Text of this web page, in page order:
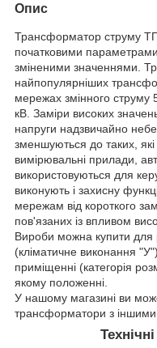
Опис
Трансформатор струму
початковими
зміненими значеннями.
найпопулярніших
мережах змінного
кВ. Заміри високих
напруги надзвичайно
зменшуються до таких,
вимірювальні прилади,
використовуються для
виконують і захисну
мережам від короткого
пов'язаних із впливом
Вироби можна купити для
(кліматичне виконання
приміщенні (категорія
якому положенні.
У нашому магазині ви
трансформатори з